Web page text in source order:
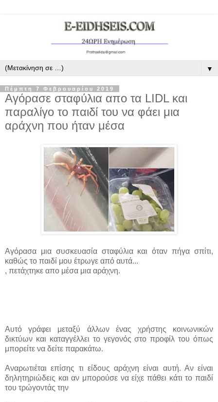
▼
Πέμπτη 7 Φεβρουαρίου 2019
Αγόρασε σταφύλια απο τα LIDL και
παραλίγο το παιδί του να φάει μια
αράχνη που ήταν μέσα
Αγόρασα μια συσκευασία σταφύλια και όταν πήγα σπίτι,
καθώς το παιδί μου έτρωγε από αυτά...
, πετάχτηκε απο μέσα μια αράχνη.
Αυτό γράφει μεταξύ άλλων ένας χρήστης κοινωνικών
δικτύων και καταγγέλλει το γεγονός στο προφίλ του όπως
μπορείτε να δείτε παρακάτω.
Αναρωτιέται επίσης τι είδους αράχνη είναι αυτή. Αν είναι
δηλητηριώδεις και αν μπορούσε να είχε πάθει κάτι το παιδί
του τρώγοντάς την